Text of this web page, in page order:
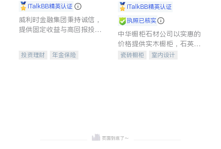
iTalkBB精英认证
威利时金融集团秉持诚信，
提供固定收益与高回报投资
合，助力客户实现目标
投资理财
年金保险
iTalkBB精英认证
执照已核实
中华橱柜石材公司以实惠的
价格提供实木橱柜，石英石
台面，多种优质不锈钢水
瓷砖橱柜
室内设计